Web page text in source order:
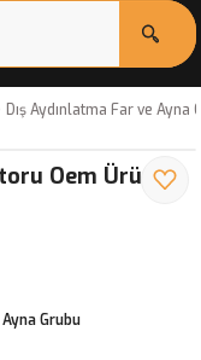
Dış Aydınlatma Far ve Ayna
Oem Ürün
Grubu